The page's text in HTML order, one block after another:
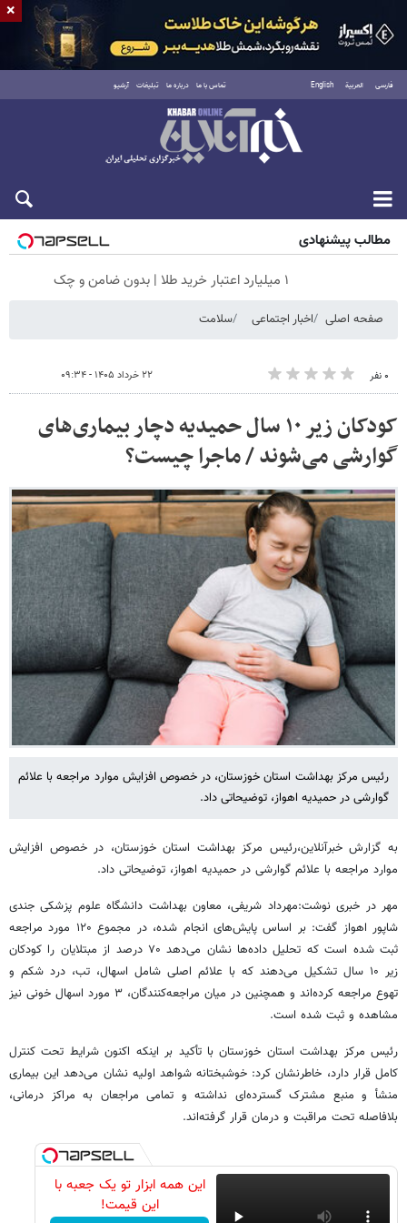
فارسی العربية English تماس با ما درباره ما تبلیغات آرشیو
جمعه ۱۶ مرداد ۱۴۰۵
مطالب پیشنهادی
۱ میلیارد اعتبار خرید طلا | بدون ضامن و چک
صفحه اصلی اخبار اجتماعی سلامت
۰ نفر ۲۲ خرداد ۱۴۰۵ - ۰۹:۳۴
کودکان زیر ۱۰ سال حمیدیه دچار بیماری‌های
گوارشی می‌شوند / ماجرا چیست؟
رئیس مرکز بهداشت استان خوزستان، در خصوص افزایش موارد مراجعه با علائم
گوارشی در حمیدیه اهواز، توضیحاتی داد.
به گزارش خبرآنلاین،رئیس مرکز بهداشت استان خوزستان، در خصوص افزایش
موارد مراجعه با علائم گوارشی در حمیدیه اهواز، توضیحاتی داد.
مهر در خبری نوشت:مهرداد شریفی، معاون بهداشت دانشگاه علوم پزشکی جندی
شاپور اهواز گفت: بر اساس پایش‌های انجام شده، در مجموع ۱۲۰ مورد مراجعه
ثبت شده است که تحلیل داده‌ها نشان می‌دهد ۷۰ درصد از مبتلایان را کودکان
زیر ۱۰ سال تشکیل می‌دهند که با علائم اصلی شامل اسهال، تب، درد شکم و
تهوع مراجعه کرده‌اند و همچنین در میان مراجعه‌کنندگان، ۳ مورد اسهال خونی نیز
مشاهده و ثبت شده است.
رئیس مرکز بهداشت استان خوزستان با تأکید بر اینکه اکنون شرایط تحت کنترل
کامل قرار دارد، خاطرنشان کرد: خوشبختانه شواهد اولیه نشان می‌دهد این بیماری
منشأ و منبع مشترک گسترده‌ای نداشته و تمامی مراجعان به مراکز درمانی،
بلافاصله تحت مراقبت و درمان قرار گرفته‌اند.
این همه ابزار تو یک جعبه با
این قیمت!
×